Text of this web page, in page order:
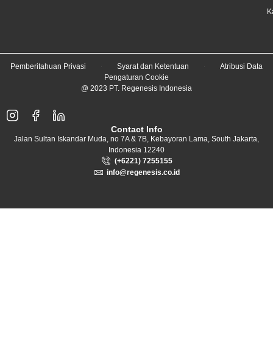
Pemberitahuan Privasi Syarat dan Ketentuan
Atribusi Data
Pengaturan Cookie
@ 2023 PT. Regenesis Indonesia
Contact Info
Jalan Sultan Iskandar Muda, no 7A & 7B, Kebayoran Lama, South Jakarta,
Indonesia 12240
(+6221) 7255155
info@regenesis.co.id